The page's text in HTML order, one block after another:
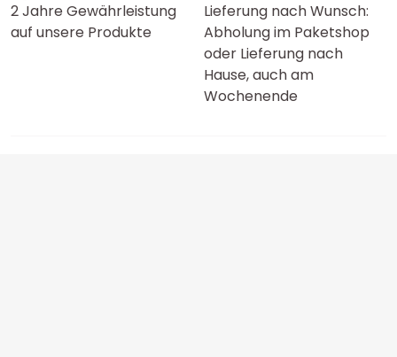
2 Jahre Gewährleistung
auf unsere Produkte
Lieferung nach Wunsch:
Abholung im Paketshop
oder Lieferung nach
Hause, auch am
Wochenende